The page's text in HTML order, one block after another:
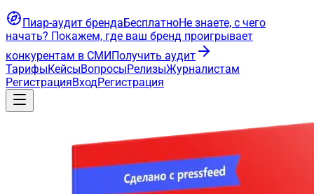
Пиар-аудит брендаБесплатноНе знаете, с чего
начать? Покажем, где ваш бренд проигрывает
конкурентам в СМИПолучить аудит
ТарифыКейсыВопросыРелизыЖурналистам
РегистрацияВходРегистрация